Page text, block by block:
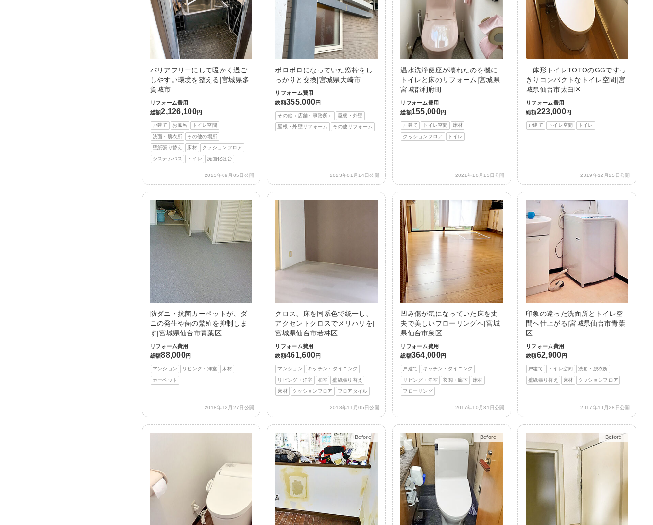
バリアフリーにして暖かく過ご
しやすい環境を整える|宮城県多
賀城市
リフォーム費用
総額2,126,100円
戸建て お風呂 トイレ空間
洗面・脱衣所 その他の場所
壁紙張り替え 床材 クッションフロア
システムバス トイレ 洗面化粧台
2023年09月05日公開
ボロボロになっていた窓枠をし
っかりと交換|宮城県大崎市
リフォーム費用
総額355,000円
その他（店舗・事務所） 屋根・外壁
屋根・外壁リフォーム その他リフォーム
2023年01月14日公開
温水洗浄便座が壊れたのを機に
トイレと床のリフォーム|宮城県
宮城郡利府町
リフォーム費用
総額155,000円
戸建て トイレ空間 床材
クッションフロア トイレ
2021年10月13日公開
一体形トイレTOTOのGGですっ
きりコンパクトなトイレ空間|宮
城県仙台市太白区
リフォーム費用
総額223,000円
戸建て トイレ空間 トイレ
2019年12月25日公開
防ダニ・抗菌カーペットが、ダ
ニの発生や菌の繁殖を抑制しま
す|宮城県仙台市青葉区
リフォーム費用
総額88,000円
マンション リビング・洋室 床材
カーペット
2018年12月27日公開
クロス、床を同系色で統一し、
アクセントクロスでメリハリを|
宮城県仙台市若林区
リフォーム費用
総額461,600円
マンション キッチン・ダイニング
リビング・洋室 和室 壁紙張り替え
床材 クッションフロア フロアタイル
2018年11月05日公開
凹み傷が気になっていた床を丈
夫で美しいフローリングへ|宮城
県仙台市泉区
リフォーム費用
総額364,000円
戸建て キッチン・ダイニング
リビング・洋室 玄関・廊下 床材
フローリング
2017年10月31日公開
印象の違った洗面所とトイレ空
間へ仕上がる|宮城県仙台市青葉
区
リフォーム費用
総額62,900 円
戸建て トイレ空間 洗面・脱衣所
壁紙張り替え 床材 クッションフロア
2017年10月28日公開
Before
After Before
After Before
After